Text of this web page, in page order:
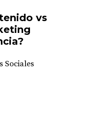
vs
Sociales